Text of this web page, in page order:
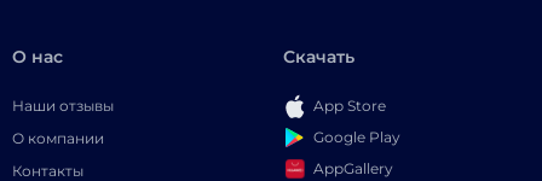
О нас
Наши отзывы
О компании
Контакты
Скачать
App Store
Google Play
AppGallery